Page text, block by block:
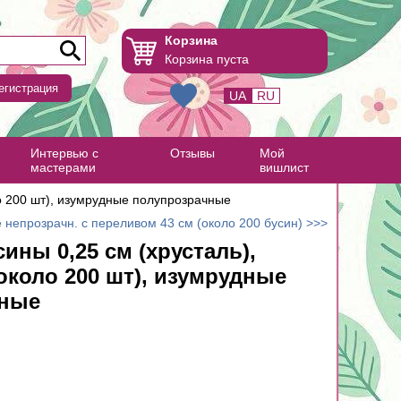
Корзина
Корзина пуста
UA RU
Интервью с
мастерами
Отзывы
Мой
вишлист
200 шт), изумрудные полупрозрачные
с переливом 43 см (около 200 бусин) >>>
0,25 см (хрусталь),
200 шт), изумрудные